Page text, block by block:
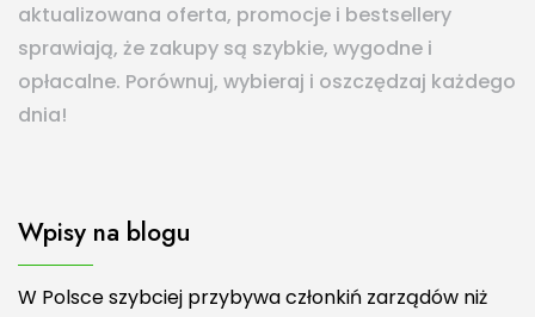
aktualizowana oferta, promocje i bestsellery
sprawiają, że zakupy są szybkie, wygodne i
opłacalne. Porównuj, wybieraj i oszczędzaj każdego
dnia!
Wpisy na blogu
W Polsce szybciej przybywa członkiń zarządów niż